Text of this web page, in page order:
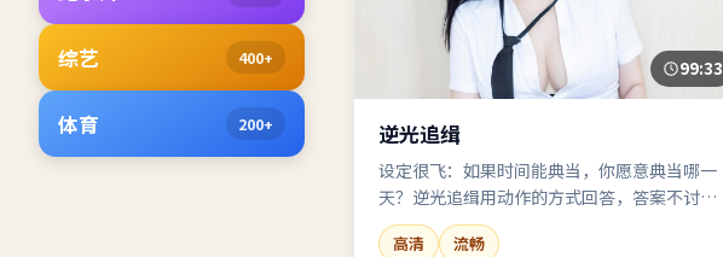
综艺 400+
体育 200+
99:33
逆光追缉
设定很飞：如果时间能典当，你愿意典当哪一
天？逆光追缉用动作的方式回答，答案不讨
喜，但真实。
高清
流畅